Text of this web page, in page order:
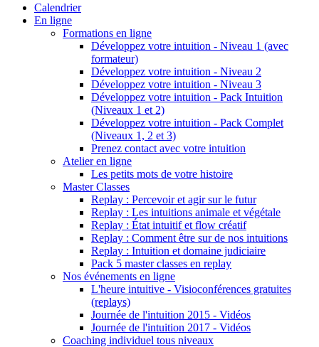
Calendrier
En ligne
Formations en ligne
Développez votre intuition - Niveau 1 (avec
formateur)
Développez votre intuition - Niveau 2
Développez votre intuition - Niveau 3
Développez votre intuition - Pack Intuition
(Niveaux 1 et 2)
Développez votre intuition - Pack Complet
(Niveaux 1, 2 et 3)
Prenez contact avec votre intuition
Atelier en ligne
Les petits mots de votre histoire
Master Classes
Replay : Percevoir et agir sur le futur
Replay : Les intuitions animale et végétale
Replay : État intuitif et flow créatif
Replay : Comment être sur de nos intuitions
Replay : Intuition et domaine judiciaire
Pack 5 master classes en replay
Nos événements en ligne
L'heure intuitive - Visioconférences gratuites
(replays)
Journée de l'intuition 2015 - Vidéos
Journée de l'intuition 2017 - Vidéos
Coaching individuel tous niveaux